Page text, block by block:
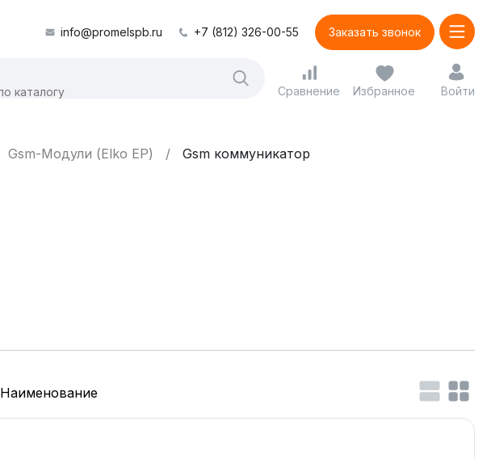
info@promelspb.ru +7 (812) 326-00-55 Заказать звонок
Сравнение Избранное Войти
Gsm-Модули (Elko EP) Gsm коммуникатор
Наименование